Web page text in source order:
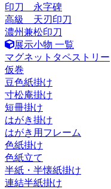
印刀 永字碑
高級 天刃印刀
濃州兼松印刀
展示小物 一覧
マグネットタペストリー
仮巻
豆色紙掛け
寸松庵掛け
短冊掛け
はがき掛け
はがき用フレーム
色紙掛け
色紙立て
半紙・半懐紙掛け
連結半紙掛け